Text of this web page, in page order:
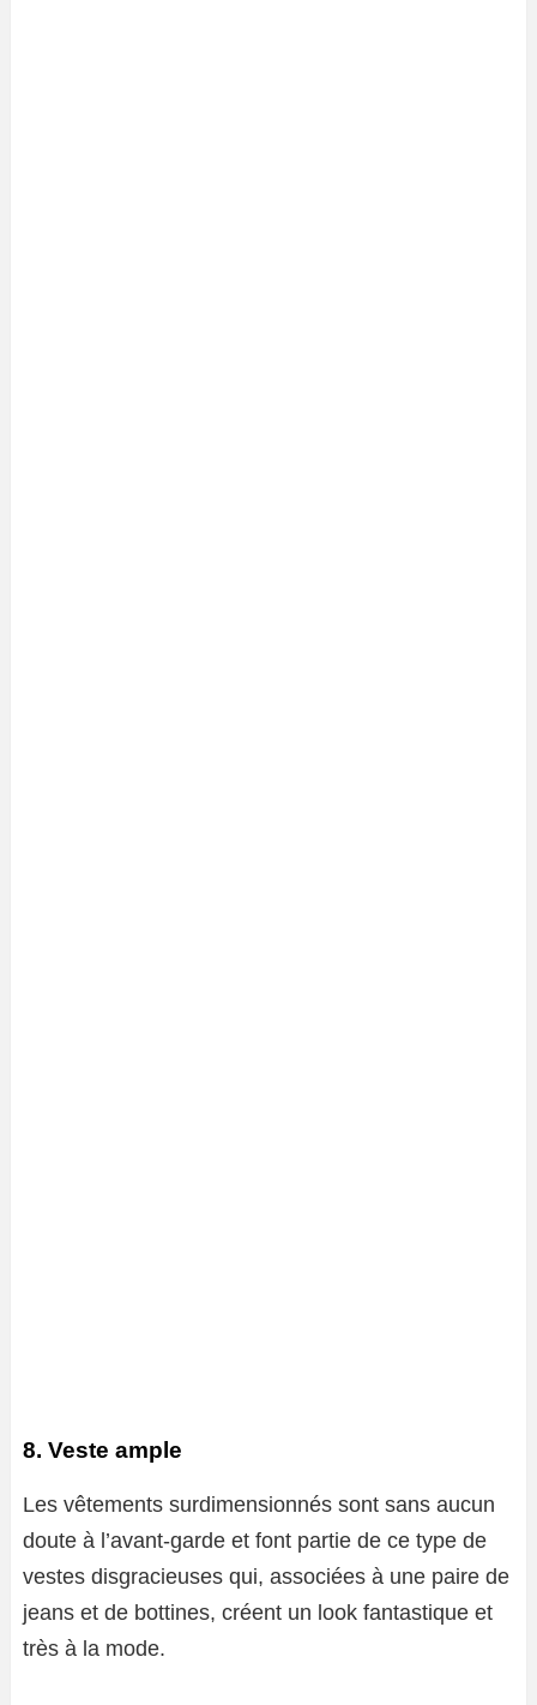
8. Veste ample
Les vêtements surdimensionnés sont sans aucun
doute à l’avant-garde et font partie de ce type de
vestes disgracieuses qui, associées à une paire de
jeans et de bottines, créent un look fantastique et
très à la mode.